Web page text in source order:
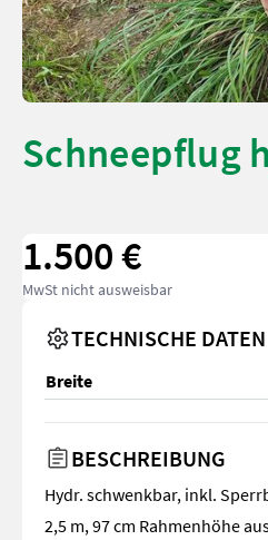
Schneepflug
1.500 €
MwSt nicht ausweisbar
TECHNISCHE DATEN
Breite
BESCHREIBUNG
Hydr. schwenkbar, inkl.
2,5 m, 97 cm Rahmenhöhe